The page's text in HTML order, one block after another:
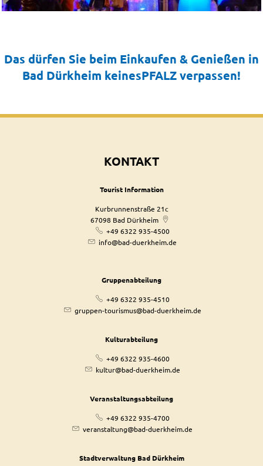
Das dürfen Sie beim Einkaufen & Genießen in
Bad Dürkheim keinesPFALZ verpassen!
KONTAKT
Tourist Information
Kurbrunnenstraße 21c
67098 Bad Dürkheim
+49 6322 935-4500
info@bad-duerkheim.de
Gruppenabteilung
+49 6322 935-4510
gruppen-tourismus@bad-duerkheim.de
Kulturabteilung
+49 6322 935-4600
kultur@bad-duerkheim.de
Veranstaltungsabteilung
+49 6322 935-4700
veranstaltung@bad-duerkheim.de
Stadtverwaltung Bad Dürkheim